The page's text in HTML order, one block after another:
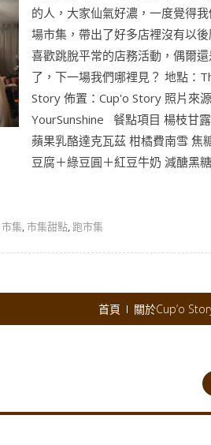
的人，大家仙氣好濃，一度覺得
場市集，帶出了好多店裡沒有以
喜歡跳脫平常的店務活動，偶爾
了，下一場我們哪裡見？ 地點：
Story 佈置：Cup'o Story 照片來
YourSunshine 餐點項目 楊枝甘
蘋果乳酪達克瓦茲 柑橘費南雪 焦
豆腐＋綠豆圓＋紅豆牛奶 減醣黑
市集,市集甜點, 跑市集
首頁 關於Cup’o